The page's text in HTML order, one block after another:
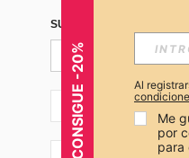
SUSCRÍBETE PARA
AR + 54
CONSIGUE -20% Al
Me
por
para